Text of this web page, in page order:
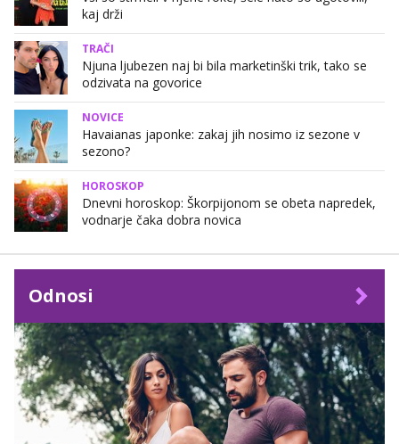
kaj drži
TRAČI
Njuna ljubezen naj bi bila marketinški trik, tako se
odzivata na govorice
NOVICE
Havaianas japonke: zakaj jih nosimo iz sezone v
sezono?
HOROSKOP
Dnevni horoskop: Škorpijonom se obeta napredek,
vodnarje čaka dobra novica
Odnosi